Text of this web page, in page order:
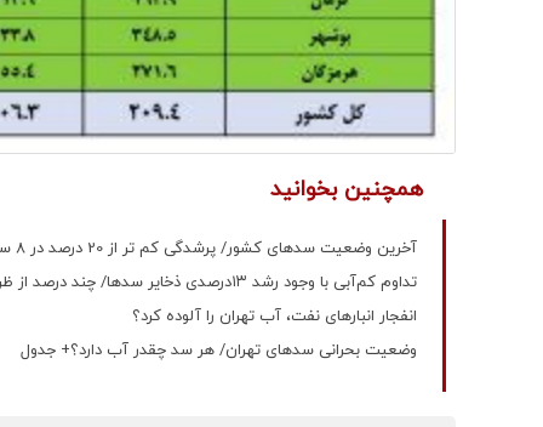
همچنین بخوانید
آخرین وضعیت سدهای کشور/ پرشدگی کم تر از 20 درصد در 8 سد/ حجم آب موجود در مخازن چقدر است؟
تداوم کم‌آبی با وجود رشد ۱۳درصدی ذخایر سدها/ چند درصد از ظرفیت سدها هنوز خالی هستند؟
انفجار انبارهای نفت، آب تهران را آلوده کرد؟
وضعیت بحرانی سدهای تهران/ هر سد چقدر آب دارد؟+ جدول